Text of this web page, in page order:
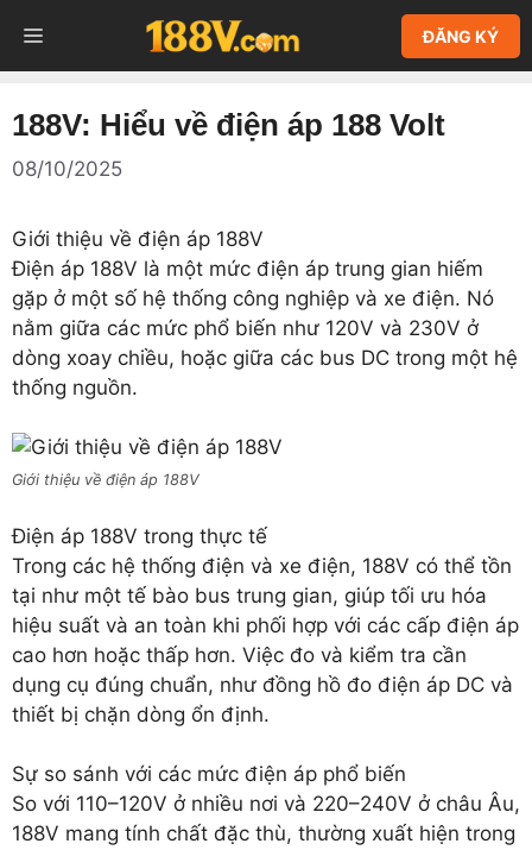
đến
nội
ĐĂNG KÝ
MENU
188V: Hiểu về điện áp 188 Volt
08/10/2025
Giới thiệu về điện áp 188V
Điện áp 188V là một mức điện áp trung gian hiếm
gặp ở một số hệ thống công nghiệp và xe điện. Nó
nằm giữa các mức phổ biến như 120V và 230V ở
dòng xoay chiều, hoặc giữa các bus DC trong một hệ
thống nguồn.
Giới thiệu về điện áp 188V
Điện áp 188V trong thực tế
Trong các hệ thống điện và xe điện, 188V có thể tồn
tại như một tế bào bus trung gian, giúp tối ưu hóa
hiệu suất và an toàn khi phối hợp với các cấp điện áp
cao hơn hoặc thấp hơn. Việc đo và kiểm tra cần
dụng cụ đúng chuẩn, như đồng hồ đo điện áp DC và
thiết bị chặn dòng ổn định.
Sự so sánh với các mức điện áp phổ biến
So với 110–120V ở nhiều nơi và 220–240V ở châu Âu,
188V mang tính chất đặc thù, thường xuất hiện trong